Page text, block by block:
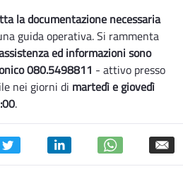
la documentazione necessaria
guida operativa. Si rammenta
ed informazioni sono
080.5498811 - attivo presso
nei giorni di martedì e giovedì
.